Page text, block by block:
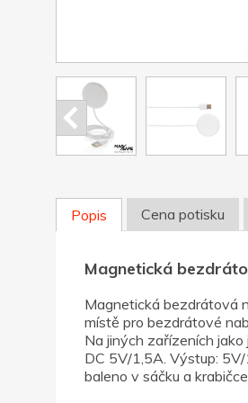
Popis Cena potisku
Magnetická
Magnetická bezdrátová
místě pro bezdrátové
Na jiných zařízeních
DC 5V/1,5A. Výstup:
baleno v sáčku a